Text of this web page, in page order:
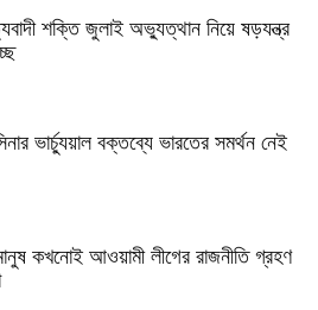
শক্তি জুলাই অভ্যুত্থান নিয়ে ষড়যন্ত্র
ভার্চ্যুয়াল বক্তব্যে ভারতের সমর্থন নেই
কখনোই আওয়ামী লীগের রাজনীতি গ্রহণ